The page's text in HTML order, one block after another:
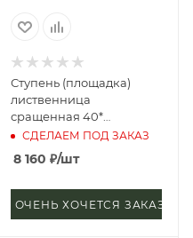
Ступень (площадка)
лиственница
сращенная 40*
300*4000 мм (сорт А)
СДЕЛАЕМ ПОД ЗАКАЗ
8 160 ₽/шт
ОЧЕНЬ ХОЧЕТСЯ ЗАКАЗАТЬ